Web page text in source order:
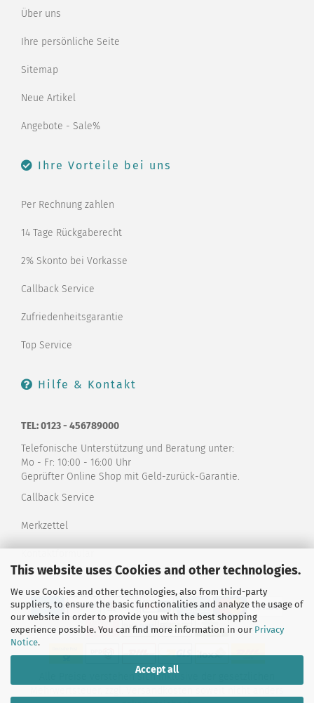
This website uses Cookies and other technologies.
We use Cookies and other technologies, also from third-party
suppliers, to ensure the basic functionalities and analyze the usage of
our website in order to provide you with the best shopping
experience possible. You can find more information in our Privacy
Notice.
Accept all
Über uns
Ihre persönliche Seite
Sitemap
Neue Artikel
Angebote - Sale%
Ihre Vorteile bei uns
Per Rechnung zahlen
14 Tage Rückgaberecht
2% Skonto bei Vorkasse
Callback Service
Zufriedenheitsgarantie
Top Service
Hilfe & Kontakt
TEL: 0123 - 456789000
Telefonische Unterstützung und Beratung unter:
Mo - Fr: 10:00 - 16:00 Uhr
Geprüfter Online Shop mit Geld-zurück-Garantie.
Callback Service
Merkzettel
Alle Preise verstehen sich inklusive der gesetzlichen